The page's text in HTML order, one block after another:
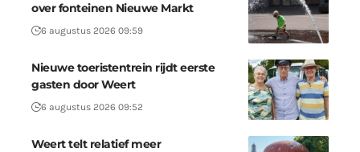
over fonteinen Nieuwe Markt
6 augustus 2026 09:59
Nieuwe toeristentrein rijdt eerste
gasten door Weert
6 augustus 2026 09:52
Weert telt relatief meer